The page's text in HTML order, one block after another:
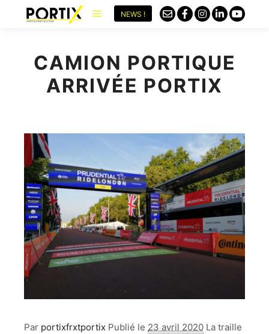
NEWS !
CAMION PORTIQUE
ARRIVÉE PORTIX
Par portixfrxtportix Publié le 23 avril 2020 La traille